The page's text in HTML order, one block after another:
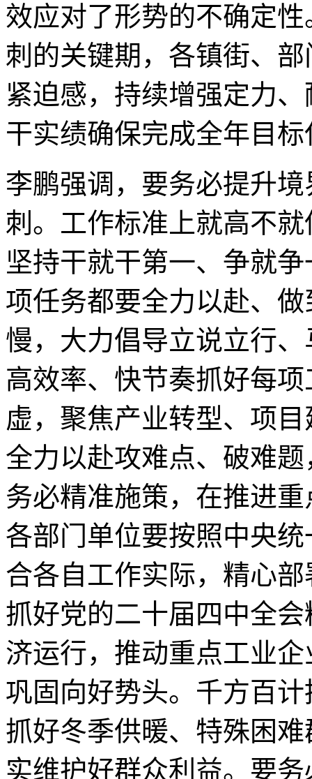
效应对了形势的不确定
刺的关键期，各镇街、
紧迫感，持续增强定力
干实绩确保完成全年目标
李鹏强调，要务必提升
刺。工作标准上就高不
坚持干就干第一、争就
项任务都要全力以赴、
慢，大力倡导立说立行
高效率、快节奏抓好每
虚，聚焦产业转型、项
全力以赴攻难点、破难
务必精准施策，在推进
各部门单位要按照中央
合各自工作实际，精心
抓好党的二十届四中全
济运行，推动重点工业
巩固向好势头。千方百
抓好冬季供暖、特殊困
实维护好群众利益。要